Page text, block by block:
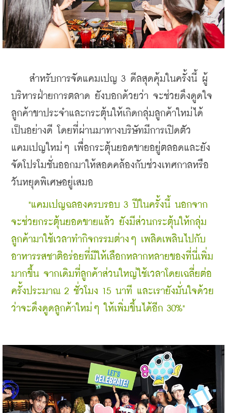
สำหรับการจัดแคมเปญ 3 ดีลสุดคุ้มในครั้งนี้ ผู้
บริหารฝ่ายการตลาด ยังบอกด้วยว่า จะช่วยดึงดูดใจ
ลูกค้าขาประจำและกระตุ้นให้เกิดกลุ่มลูกค้าใหม่ได้
เป็นอย่างดี โดยที่ผ่านมาทางบริษัทมีการเปิดตัว
แคมเปญใหม่ๆ เพื่อกระตุ้นยอดขายอยู่ตลอดและยัง
จัดโปรโมชั่นออกมาให้สอดคล้องกับช่วงเทศกาลหรือ
วันหยุดพิเศษอยู่เสมอ
"แคมเปญฉลองครบรอบ 3 ปีในครั้งนี้ นอกจาก
จะช่วยกระตุ้นยอดขายแล้ว ยังมีส่วนกระตุ้นให้กลุ่ม
ลูกค้ามาใช้เวลาทำกิจกรรมต่างๆ เพลิดเพลินไปกับ
อาหารรสชาติอร่อยที่มีให้เลือกหลากหลายของที่นี่เพิ่ม
มากขึ้น จากเดิมที่ลูกค้าส่วนใหญ่ใช้เวลาโดยเฉลี่ยต่อ
ครั้งประมาณ 2 ชั่วโมง 15 นาที และเรายังมั่นใจด้วย
ว่าจะดึงดูดลูกค้าใหม่ๆ ให้เพิ่มขึ้นได้อีก 30%"